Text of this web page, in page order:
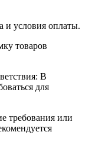
и условия оплаты.
товаров
В
для
требования или